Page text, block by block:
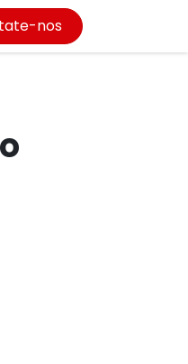
nos